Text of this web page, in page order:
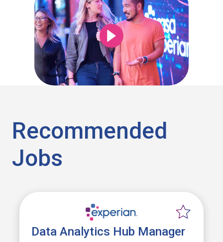
Recommended
Jobs
Data Analytics Hub Manager